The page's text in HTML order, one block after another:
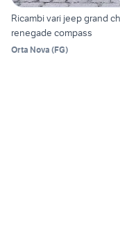
Ricambi vari jeep grand
renegade compass
Orta Nova (FG)